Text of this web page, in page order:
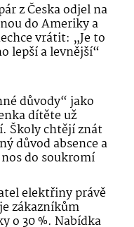
z Česka odjel na
do Ameriky a
vrátit: „Je to
lepší a levnější“
důvody“ jako
dítěte už
Školy chtějí znát
důvod absence a
do soukromí
elektřiny právě
zákazníkům
o 30 %. Nabídka